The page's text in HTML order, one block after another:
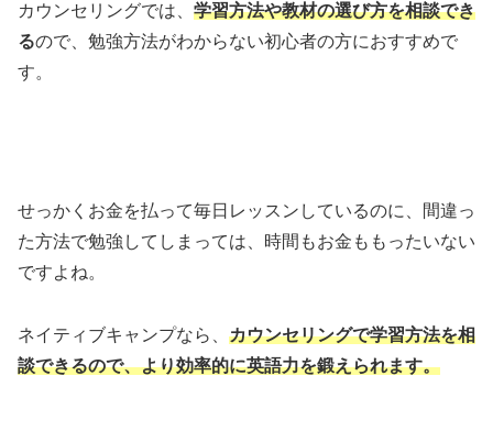
カウンセリングでは、 学習方法や教材の選び方を相談でき
るので、勉強方法がわからない初心者の方におすすめで
す。
せっかくお金を払って毎日レッスンしているのに、間違っ
た方法で勉強してしまっては、時間もお金ももったいない
ですよね。
ネイティブキャンプなら、 カウンセリングで学習方法を相
談できるので、より効率的に英語力を鍛えられます。